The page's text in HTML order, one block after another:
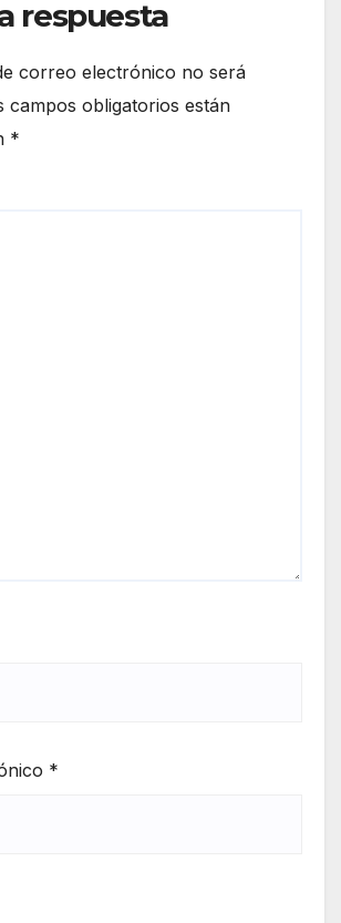
respuesta
correo electrónico no será
campos obligatorios están
*
*